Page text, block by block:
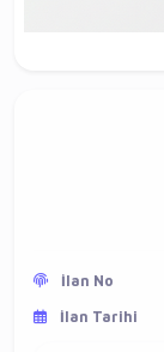
İlan No
İlan Tarihi